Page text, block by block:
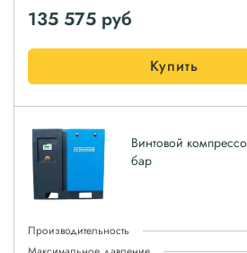
135 575 руб
Купить
Винтовой
бар
Производительность